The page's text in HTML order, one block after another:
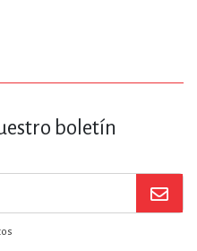
boletín